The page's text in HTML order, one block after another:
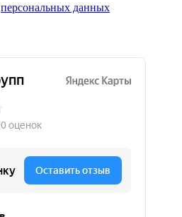
персональных данных